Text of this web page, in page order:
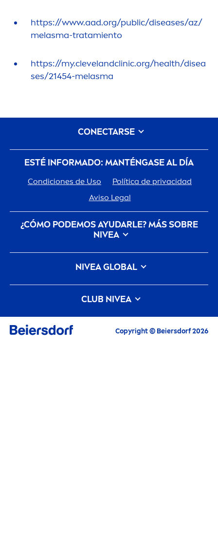
https://www.aad.org/public/diseases/az/
melasma-tratamiento
https://my.clevelandclinic.org/health/disea
ses/21454-melasma
ESTÉ INFORMADO: MANTÉNGASE AL DÍA
Condiciones de Uso
Política de privacidad
Aviso Legal
¿CÓMO PODEMOS AYUDARLE? MÁS SOBRE
NIVEA
Historia De La Marca
Trabajar en Beiersdorf
cuida del planeta
NIVEAGLOBAL
NIVEAInternacional
CLUB NIVEA
Todos los beneficios en un solo lugar
CONECTARSE
Copyright © Beiersdorf 2026